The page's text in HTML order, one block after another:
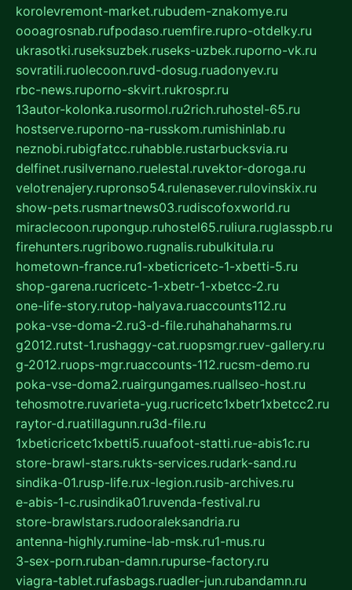
korolevremont-market.rubudem-znakomye.ru
oooagrosnab.rufpodaso.ruemfire.rupro-otdelky.ru
ukrasotki.ruseksuzbek.ruseks-uzbek.ruporno-vk.ru
sovratili.ruolecoon.ruvd-dosug.ruadonyev.ru
rbc-news.ruporno-skvirt.rukrospr.ru
13autor-kolonka.rusormol.ru2rich.ruhostel-65.ru
hostserve.ruporno-na-russkom.rumishinlab.ru
neznobi.rubigfatcc.ruhabble.rustarbucksvia.ru
delfinet.rusilvernano.ruelestal.ruvektor-doroga.ru
velotrenajery.rupronso54.rulenasever.rulovinskix.ru
show-pets.rusmartnews03.rudiscofoxworld.ru
miraclecoon.rupongup.ruhostel65.ruliura.ruglasspb.ru
firehunters.rugribowo.rugnalis.rubulkitula.ru
hometown-france.ru1-xbeticricetc-1-xbetti-5.ru
shop-garena.rucricetc-1-xbetr-1-xbetcc-2.ru
one-life-story.rutop-halyava.ruaccounts112.ru
poka-vse-doma-2.ru3-d-file.ruhahahaharms.ru
g2012.rutst-1.rushaggy-cat.ruopsmgr.ruev-gallery.ru
g-2012.ruops-mgr.ruaccounts-112.rucsm-demo.ru
poka-vse-doma2.ruairgungames.ruallseo-host.ru
tehosmotre.ruvarieta-yug.rucricetc1xbetr1xbetcc2.ru
raytor-d.ruatillagunn.ru3d-file.ru
1xbeticricetc1xbetti5.ruuafoot-statti.rue-abis1c.ru
store-brawl-stars.rukts-services.rudark-sand.ru
sindika-01.rusp-life.rux-legion.rusib-archives.ru
e-abis-1-c.rusindika01.ruvenda-festival.ru
store-brawlstars.rudooraleksandria.ru
antenna-highly.rumine-lab-msk.ru1-mus.ru
3-sex-porn.ruban-damn.rupurse-factory.ru
viagra-tablet.rufasbags.ruadler-jun.rubandamn.ru